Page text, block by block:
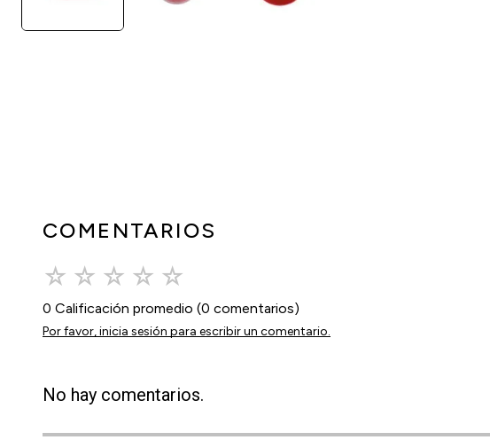
COMENTARIOS
☆ ☆ ☆ ☆ ☆
0 Calificación promedio (0 comentarios)
Por favor, inicia sesión para escribir un comentario.
No hay comentarios.